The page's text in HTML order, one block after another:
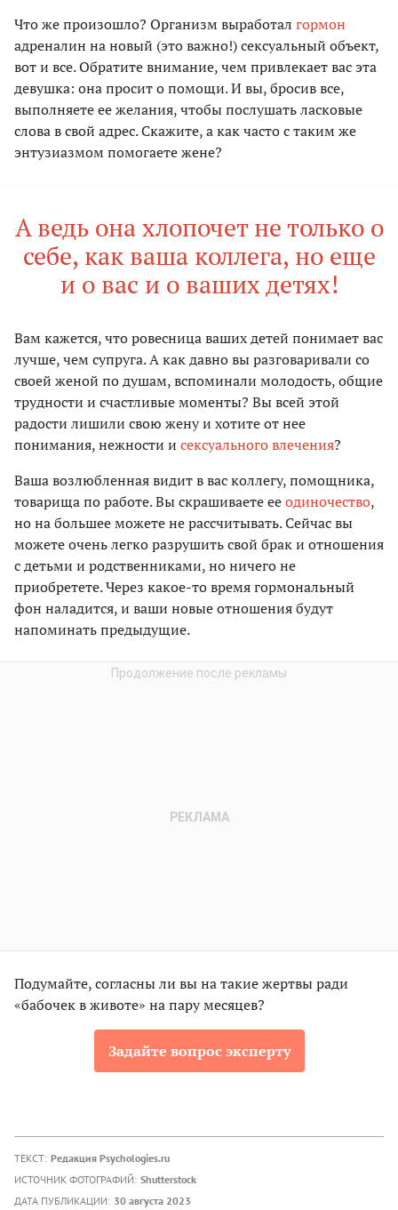
Что же произошло? Организм выработал гормон
адреналин на новый (это важно!) сексуальный объект,
вот и все. Обратите внимание, чем привлекает вас эта
девушка: она просит о помощи. И вы, бросив все,
выполняете ее желания, чтобы послушать ласковые
слова в свой адрес. Скажите, а как часто с таким же
энтузиазмом помогаете жене?
А ведь она хлопочет не только о
себе, как ваша коллега, но еще
и о вас и о ваших детях!
Вам кажется, что ровесница ваших детей понимает вас
лучше, чем супруга. А как давно вы разговаривали со
своей женой по душам, вспоминали молодость, общие
трудности и счастливые моменты? Вы всей этой
радости лишили свою жену и хотите от нее
понимания, нежности и сексуального влечения?
Ваша возлюбленная видит в вас коллегу, помощника,
товарища по работе. Вы скрашиваете ееодиночество,
но на большее можете не рассчитывать. Сейчас вы
можете очень легко разрушить свой брак и отношения
с детьми и родственниками, но ничего не
приобретете. Через какое-то время гормональный
фон наладится, и ваши новые отношения будут
напоминать предыдущие.
Подумайте, согласны ли вы на такие жертвы ради
«бабочек в животе» на пару месяцев?
Задайте вопрос эксперту
ТЕКСТ: Редакция Psychologies.ru
ИСТОЧНИК ФОТОГРАФИЙ: Shutterstock
ДАТА ПУБЛИКАЦИИ: 30 августа 2023